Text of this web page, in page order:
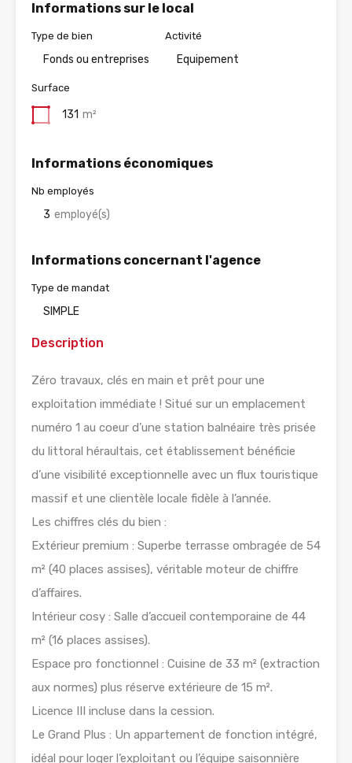
Informations sur le local
Type de bien
Fonds ou entreprises
Activité
Equipement
Surface
131 m²
Informations économiques
Nb employés
3 employé(s)
Informations concernant l'agence
Type de mandat
SIMPLE
Description
Zéro travaux, clés en main et prêt pour une
exploitation immédiate ! Situé sur un emplacement
numéro 1 au coeur d’une station balnéaire très prisée
du littoral héraultais, cet établissement bénéficie
d’une visibilité exceptionnelle avec un flux touristique
massif et une clientèle locale fidèle à l’année.
Les chiffres clés du bien :
Extérieur premium : Superbe terrasse ombragée de 54
m² (40 places assises), véritable moteur de chiffre
d’affaires.
Intérieur cosy : Salle d’accueil contemporaine de 44
m² (16 places assises).
Espace pro fonctionnel : Cuisine de 33 m² (extraction
aux normes) plus réserve extérieure de 15 m².
Licence III incluse dans la cession.
Le Grand Plus : Un appartement de fonction intégré,
idéal pour loger l’exploitant ou l’équipe saisonnière